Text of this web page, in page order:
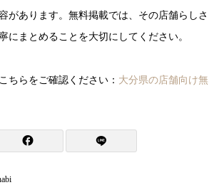
があります。無料掲載では、その店舗らしさ
にまとめることを大切にしてください。
ちらをご確認ください： 大分県の店舗向け無